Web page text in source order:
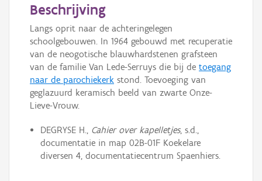
Beschrijving
Langs oprit naar de achteringelegen
schoolgebouwen. In 1964 gebouwd met recuperatie
van de neogotische blauwhardstenen grafsteen
van de familie Van Lede-Serruys die bij de toegang
naar de parochiekerk stond. Toevoeging van
geglazuurd keramisch beeld van zwarte Onze-
Lieve-Vrouw.
DEGRYSE H., Cahier over kapelletjes, s.d.,
documentatie in map 02B-01F Koekelare
diversen 4, documentatiecentrum Spaenhiers.